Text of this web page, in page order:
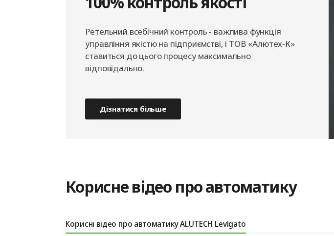
Ретельний всебічний контроль - важлива функція
управління якістю на підприємстві, і ТОВ «Алютех‑К»
ставиться до цього процесу максимально
відповідально.
Дізнатися більше
Корисне відео про автоматику
Корисні відео про автоматику ALUTECH Levigato